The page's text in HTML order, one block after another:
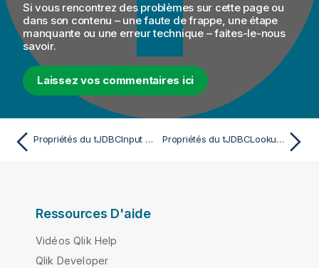
Si vous rencontrez des problèmes sur cette page ou
dans son contenu – une faute de frappe, une étape
manquante ou une erreur technique – faites-le-nous
savoir.
Laissez vos commentaires ici
Propriétés du tJDBCInput pour Apache Spark Batch Propriétés du tJDBCLookupInput pour Apache Spark Streaming
Ressources D'aide
Vidéos Qlik Help
Qlik Developer